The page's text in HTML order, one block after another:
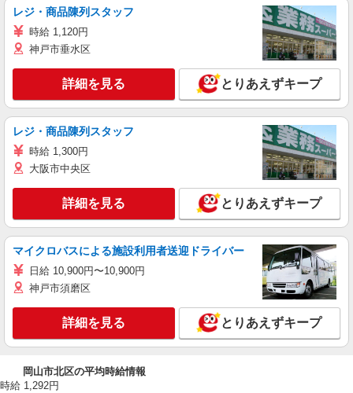
レジ・商品陳列スタッフ
時給 1,120円
神戸市垂水区
詳細を見る とりあえずキープ
レジ・商品陳列スタッフ
時給 1,300円
大阪市中央区
詳細を見る とりあえずキープ
マイクロバスによる施設利用者送迎ドライバー
日給 10,900円〜10,900円
神戸市須磨区
詳細を見る とりあえずキープ
岡山市北区の平均時給情報
時給 1,292円